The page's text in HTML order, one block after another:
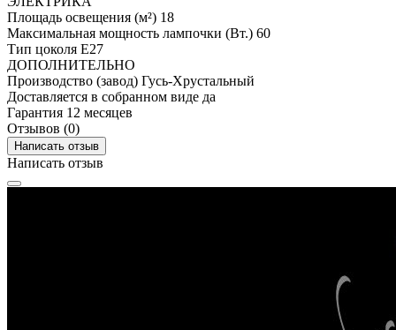
Площадь освещения (м²) 18
Максимальная мощность лампочки (Вт.) 60
Тип цоколя E27
ДОПОЛНИТЕЛЬНО
Производство (завод) Гусь-Хрустальный
Доставляется в собранном виде да
Гарантия 12 месяцев
Отзывов (0)
Написать отзыв
Написать отзыв